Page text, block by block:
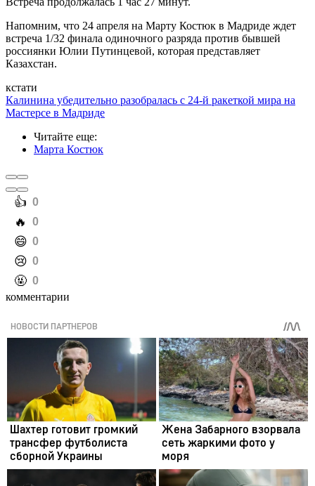
Напомним, что 24 апреля на Марту Костюк в Мадриде ждет
встреча 1/32 финала одиночного разряда против бывшей
россиянки Юлии Путинцевой, которая представляет
Казахстан.
кстати
Калинина убедительно разобралась с 24-й ракеткой мира на
Мастерсе в Мадриде
Читайте еще:
Марта Костюк
️👍 0
️🔥 0
️😄 0
️😢 0
️🤬 0
комментарии